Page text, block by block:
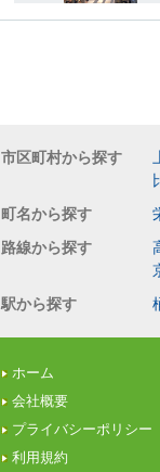
市区町村から探す
町名から探す
路線から探す
駅から探す
ホーム
会社概要
プライバシーポリシー
利用規約